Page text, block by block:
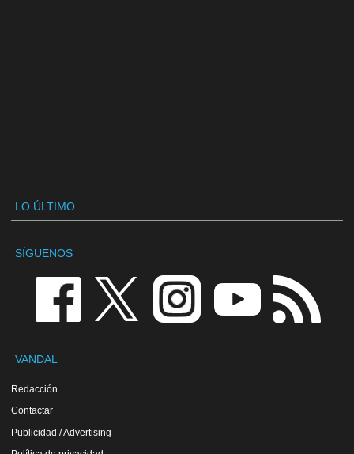
LO ÚLTIMO
SÍGUENOS
VANDAL
Redacción
Contactar
Publicidad / Advertising